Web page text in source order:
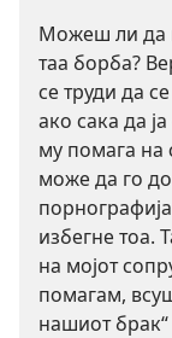
Можеш ли да
таа борба?
се труди да
ако сака да
му помага на
може да го
избегне тоа.
на мојот
помагам,
нашиот брак“